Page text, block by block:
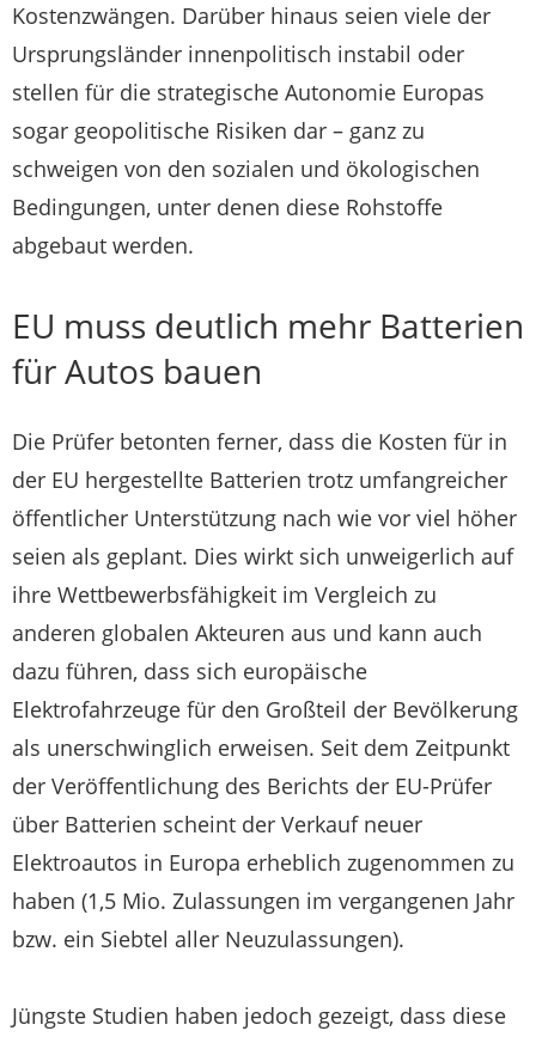
Kostenzwängen. Darüber hinaus seien viele der
Ursprungsländer innenpolitisch instabil oder
stellen für die strategische Autonomie Europas
sogar geopolitische Risiken dar – ganz zu
schweigen von den sozialen und ökologischen
Bedingungen, unter denen diese Rohstoffe
abgebaut werden.
EU muss deutlich mehr Batterien
für Autos bauen
Die Prüfer betonten ferner, dass die Kosten für in
der EU hergestellte Batterien trotz umfangreicher
öffentlicher Unterstützung nach wie vor viel höher
seien als geplant. Dies wirkt sich unweigerlich auf
ihre Wettbewerbsfähigkeit im Vergleich zu
anderen globalen Akteuren aus und kann auch
dazu führen, dass sich europäische
Elektrofahrzeuge für den Großteil der Bevölkerung
als unerschwinglich erweisen. Seit dem Zeitpunkt
der Veröffentlichung des Berichts der EU-Prüfer
über Batterien scheint der Verkauf neuer
Elektroautos in Europa erheblich zugenommen zu
haben (1,5 Mio. Zulassungen im vergangenen Jahr
bzw. ein Siebtel aller Neuzulassungen).
Jüngste Studien haben jedoch gezeigt, dass diese